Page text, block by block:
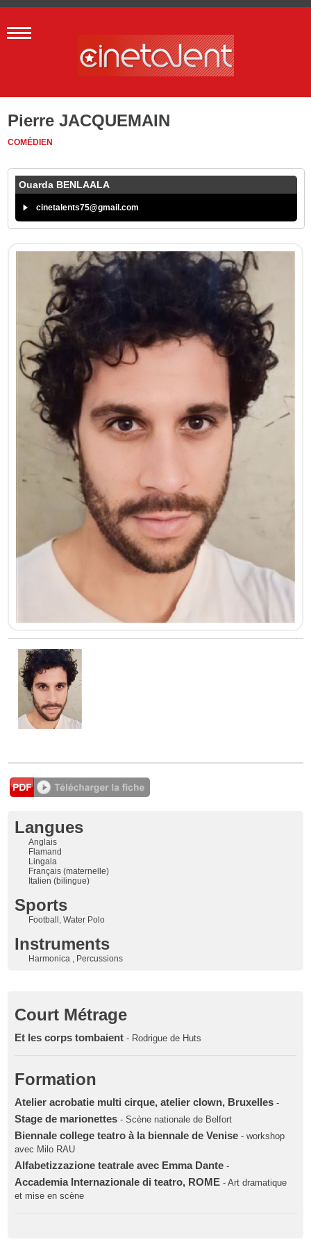
Pierre JACQUEMAIN
COMÉDIEN
Ouarda BENLAALA
cinetalents75@gmail.com
Langues
Anglais
Flamand
Lingala
Français (maternelle)
Italien (bilingue)
Sports
Football, Water Polo
Instruments
Harmonica , Percussions
Court Métrage
Et les corps tombaient - Rodrigue de Huts
Formation
Atelier acrobatie multi cirque, atelier clown, Bruxelles -
Stage de marionettes - Scène nationale de Belfort
Biennale college teatro à la biennale de Venise - workshop
avec Milo RAU
Alfabetizzazione teatrale avec Emma Dante -
Accademia Internazionale di teatro, ROME - Art dramatique
et mise en scène